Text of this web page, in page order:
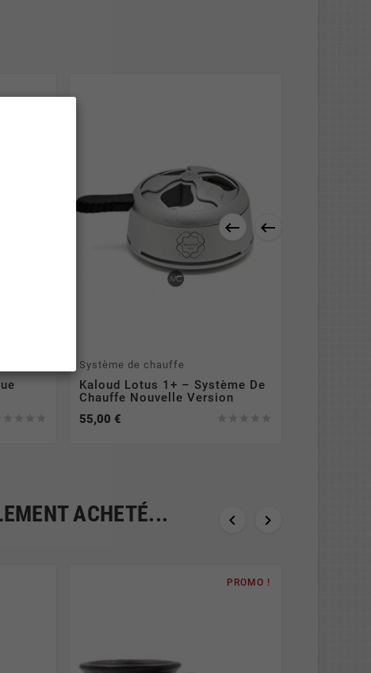
 
Système de chauffe
Kaloud Lotus 1+ – Système De
Chauffe Nouvelle Version
55,00 €
ACHETÉ...  
PROMO !